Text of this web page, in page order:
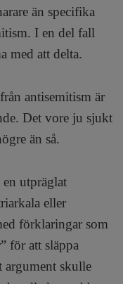
än specifika
I en del fall
med att delta.
antisemitism är
Det vore ju sjukt
än så.
utpräglat
eller
förklaringar som
för att släppa
argument skulle